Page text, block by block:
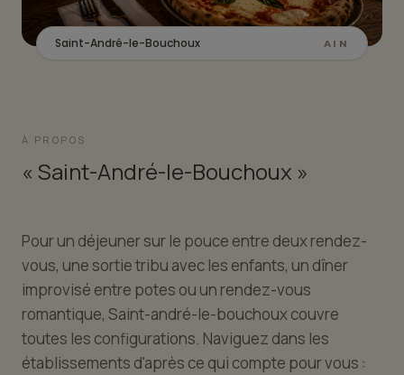
Saint-André-le-Bouchoux AIN
À PROPOS
« Saint-André-le-Bouchoux »
Pour un déjeuner sur le pouce entre deux rendez-
vous, une sortie tribu avec les enfants, un dîner
improvisé entre potes ou un rendez-vous
romantique, Saint-andré-le-bouchoux couvre
toutes les configurations. Naviguez dans les
établissements d'après ce qui compte pour vous :